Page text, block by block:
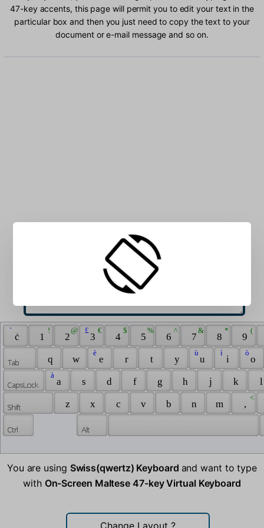
47-key accents, this page will permit you to edit your text in the
particular box and then you just need to copy the text to your
document or e-mail message and so on.
Type Maltese 47-key characters into the box:
ċ
`
1
!
2
@
3
€
£
4
$
5
%
6
^
7
&
8
*
9
(
q w e
è
r t y u
ù
i
ì
o
ò
a
à
s d f g h j k
z
x c v b n m ,
<
You are using Swiss(qwertz) Keyboard and want to type
with On-Screen Maltese 47-key Virtual Keyboard
Change Layout ?